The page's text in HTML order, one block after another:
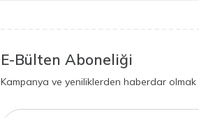
E-Bülten Aboneliği
Kampanya ve yeniliklerden haberdar